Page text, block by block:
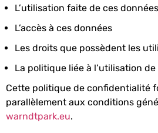
L’utilisation faite de ces données
L’accès à ces données
Les droits que possèdent les
La politique liée à l’utilisation de
Cette politique de confidentialité
parallèlement aux conditions
warndtpark.eu.